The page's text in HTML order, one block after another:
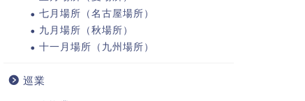
七月場所（名古屋場所）
九月場所（秋場所）
十一月場所（九州場所）
巡業